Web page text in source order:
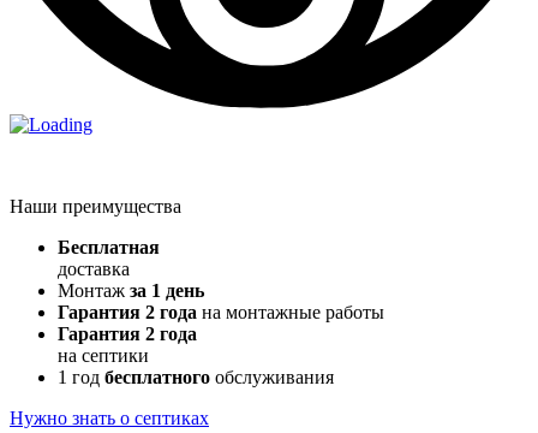
Наши преимущества
Бесплатная
доставка
Монтаж за 1 день
Гарантия 2 года на монтажные работы
Гарантия 2 года
на септики
1 год бесплатного обслуживания
Нужно знать о септиках